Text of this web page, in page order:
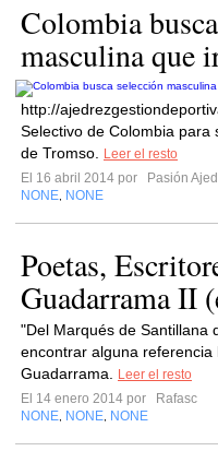
Colombia
masculina que
http://
Selectivo de Colombia para
de Tromso.
Leer el resto
El 16 abril 2014 por
Pasión
NONE NONE
Poetas,
Guadarrama II
"Del Marqués de Santillana
encontrar alguna
Guadarrama.
Leer el resto
El 14 enero 2014 por
Rafasc
NONE NONE NONE